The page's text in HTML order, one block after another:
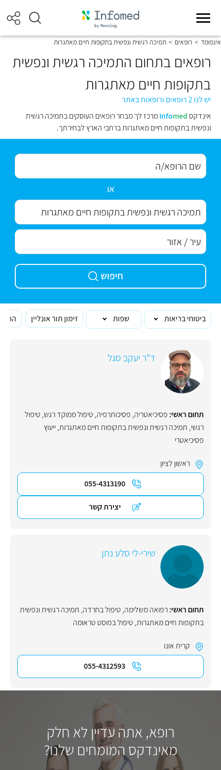
אינפומד > רופאים > תמיכה רגשית ונפשית בתקופות חיים מאתגרות
רופאים בתחום התמיכה רגשית ונפשית
בתקופות חיים מאתגרות
יש לנו 2 רופאים ורופאות באתר
אינדקס
Infomed
מרכז לך מבחר רופאים העוסקים בתמיכה רגשית
ונפשית בתקופות חיים מאתגרות ברחבי הארץ לבחירתך.
או
חיפוש
ביטוחי בריאות שפות זימון תור אונליין
ד"ר יעקב סגל
תחום ראשי: פסיכיאטריה, פסיכותרפיה, טיפול ממוקד רגש, טיפול
רגשי, תמיכה רגשית ונפשית בתקופות חיים מאתגרות,ייעוץ
פסיכיאטרי
ראשון לציון
055-4313190
יצירת קשר
שירי-לי סלע נתן
תחום ראשי:רפואה משלימה, טיפול בחרדה, תמיכה רגשית ונפשית
בתקופות חיים מאתגרות, טיפול בפוסט טראומה
קרית אונו
055-4312593
רופא, אתה עדיין לא חלק
מאינדקס המומחים שלנו?